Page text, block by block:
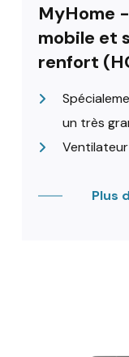
MyHome
mobile et
renfort
un très
Plus